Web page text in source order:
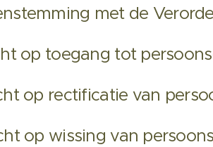
met de
op toegang tot
op rectificatie van
op wissing van